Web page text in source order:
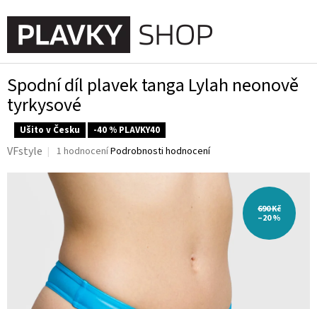
na
obsah
Spodní díl plavek tanga Lylah neonově
tyrkysové
Ušito v Česku -40 % PLAVKY40
Průměrné
produktu
je
5,0
hvězdiček.
1 hodnoceníPodrobnosti hodnocení
VFstyle
690 Kč
–20 %